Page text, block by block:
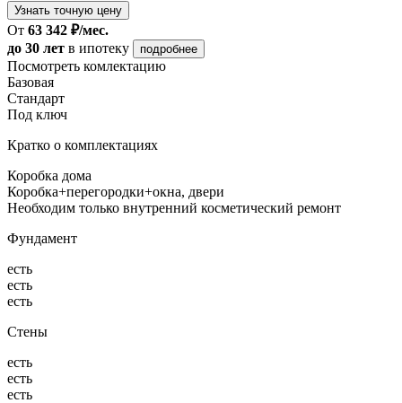
Узнать точную цену
От 63 342 ₽/мес.
до 30 лет в ипотеку подробнее
Посмотреть комлектацию
Базовая
Стандарт
Под ключ
Кратко о комплектациях
Коробка дома
Коробка+перегородки+окна, двери
Необходим только внутренний косметический ремонт
Фундамент
есть
есть
есть
Стены
есть
есть
есть